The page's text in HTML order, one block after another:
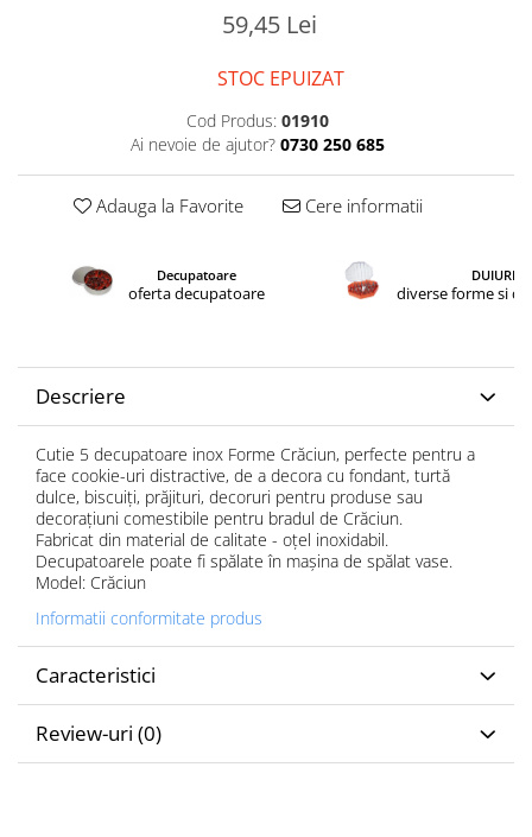
59,45 Lei
STOC EPUIZAT
Cod Produs: 01910
Ai nevoie de ajutor? 0730 250 685
Adauga la Favorite Cere informatii
Decupatoare
oferta decupatoare
DUIURI
diverse forme si
Descriere
Cutie 5 decupatoare inox Forme Crăciun, perfecte pentru a
face cookie-uri distractive, de a decora cu fondant, turtă
dulce, biscuiți, prăjituri, decoruri pentru produse sau
decorațiuni comestibile pentru bradul de Crăciun.
Fabricat din material de calitate - oțel inoxidabil.
Decupatoarele poate fi spălate în mașina de spălat vase.
Model: Crăciun
Informatii conformitate produs
Caracteristici
Review-uri (0)